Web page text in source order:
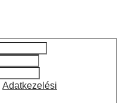
Adatkezelési